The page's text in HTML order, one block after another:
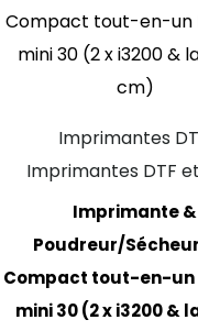
Imprimantes
Imprimantes DTF
Imprimante &
Poudreur/Sécheur
Compact tout-en-un
mini 30 (2 x i3200 &